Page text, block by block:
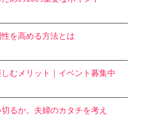
を高める方法とは
むメリット｜イベント募集中
るか。夫婦のカタチを考え